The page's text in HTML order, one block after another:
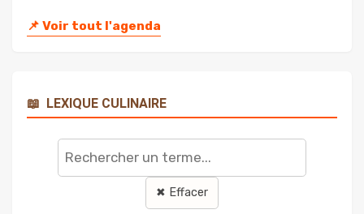
📌 Voir tout l'agenda
📖 LEXIQUE CULINAIRE
Rechercher
terme
✖ Effacer